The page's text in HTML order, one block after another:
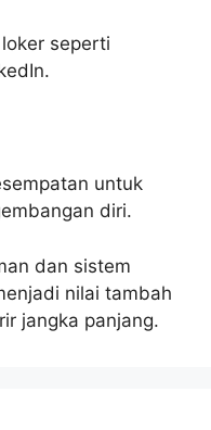
seperti
untuk
diri.
dan sistem
nilai tambah
jangka panjang.